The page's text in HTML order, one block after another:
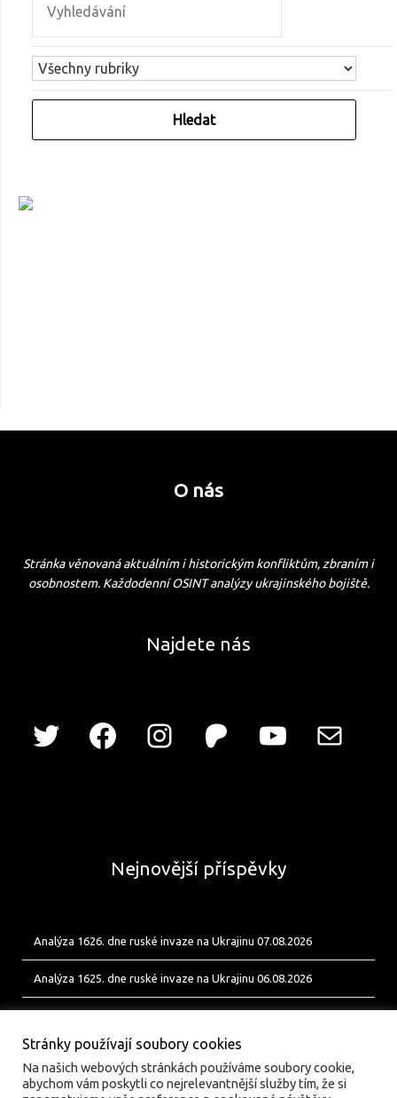
O nás
Stránka věnovaná aktuálním i historickým konfliktům, zbraním i
osobnostem. Každodenní OSINT analýzy ukrajinského bojiště.
Najdete nás
Nejnovější příspěvky
Analýza 1626. dne ruské invaze na Ukrajinu 07.08.2026
Analýza 1625. dne ruské invaze na Ukrajinu 06.08.2026
Stránky používají soubory cookies
Na našich webových stránkách používáme soubory cookie,
abychom vám poskytli co nejrelevantnější služby tím, že si